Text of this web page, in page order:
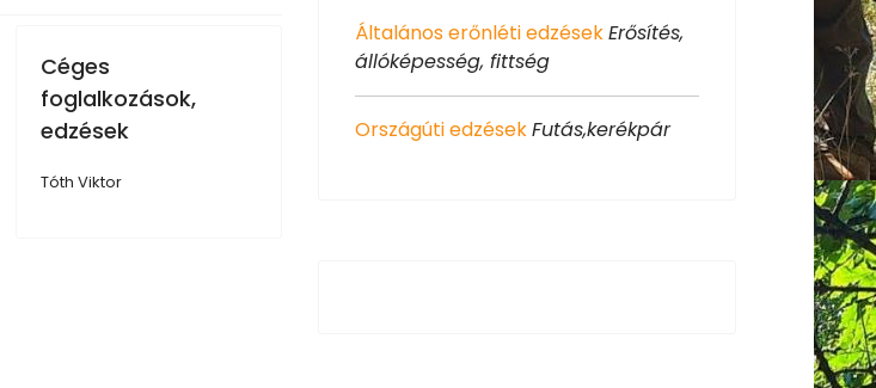
Céges
foglalkozások,
edzések
Tóth Viktor
Általános erőnléti edzésekErősítés,
állóképesség, fittség
Országúti edzésekFutás,kerékpár